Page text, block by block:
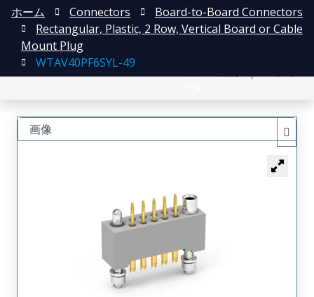
ホーム Connectors
Board-to-Board Connectors
Rectangular, Plastic, 2 Row, Vertical Board or Cable
Mount Plug
WTAV40PF6SYL-49
画像